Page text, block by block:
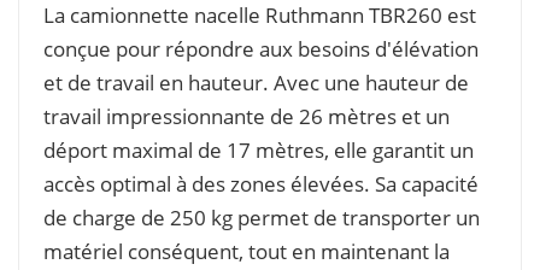
La camionnette nacelle Ruthmann TBR260 est
conçue pour répondre aux besoins d'élévation
et de travail en hauteur. Avec une hauteur de
travail impressionnante de 26 mètres et un
déport maximal de 17 mètres, elle garantit un
accès optimal à des zones élevées. Sa capacité
de charge de 250 kg permet de transporter un
matériel conséquent, tout en maintenant la